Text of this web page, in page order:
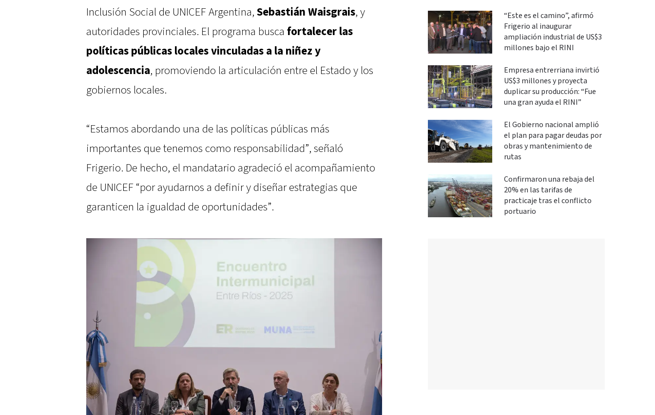
Inclusión Social de UNICEF Argentina, Sebastián Waisgrais, y
autoridades provinciales. El programa busca fortalecer las
políticas públicas locales vinculadas a la niñez y
adolescencia, promoviendo la articulación entre el Estado y los
gobiernos locales.
“Estamos abordando una de las políticas públicas más
importantes que tenemos como responsabilidad”, señaló
Frigerio. De hecho, el mandatario agradeció el acompañamiento
de UNICEF “por ayudarnos a definir y diseñar estrategias que
garanticen la igualdad de oportunidades”.
“Este es el camino”, afirmó
Frigerio al inaugurar
ampliación industrial de US$3
millones bajo el RINI
Empresa entrerriana invirtió
US$3 millones y proyecta
duplicar su producción: “Fue
una gran ayuda el RINI”
El Gobierno nacional amplió
el plan para pagar deudas por
obras y mantenimiento de
rutas
Confirmaron una rebaja del
20% en las tarifas de
practicaje tras el conflicto
portuario